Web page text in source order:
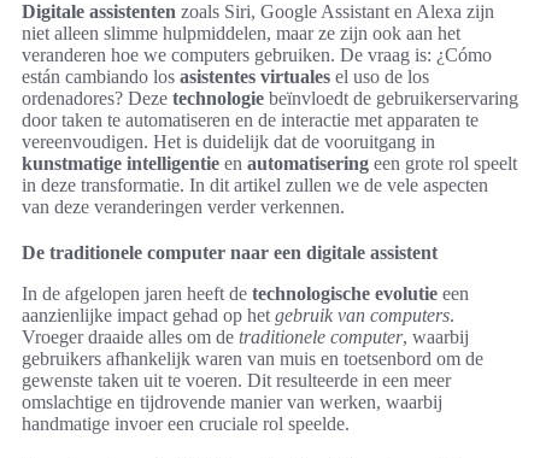
Digitale assistenten zoals Siri, Google Assistant en Alexa zijn
niet alleen slimme hulpmiddelen, maar ze zijn ook aan het
veranderen hoe we computers gebruiken. De vraag is: ¿Cómo
están cambiando los asistentes virtuales el uso de los
ordenadores? Deze technologie beïnvloedt de gebruikerservaring
door taken te automatiseren en de interactie met apparaten te
vereenvoudigen. Het is duidelijk dat de vooruitgang in
kunstmatige intelligentie en automatisering een grote rol speelt
in deze transformatie. In dit artikel zullen we de vele aspecten
van deze veranderingen verder verkennen.
De traditionele computer naar een digitale assistent
In de afgelopen jaren heeft de technologische evolutie een
aanzienlijke impact gehad op het gebruik van computers.
Vroeger draaide alles om de traditionele computer, waarbij
gebruikers afhankelijk waren van muis en toetsenbord om de
gewenste taken uit te voeren. Dit resulteerde in een meer
omslachtige en tijdrovende manier van werken, waarbij
handmatige invoer een cruciale rol speelde.